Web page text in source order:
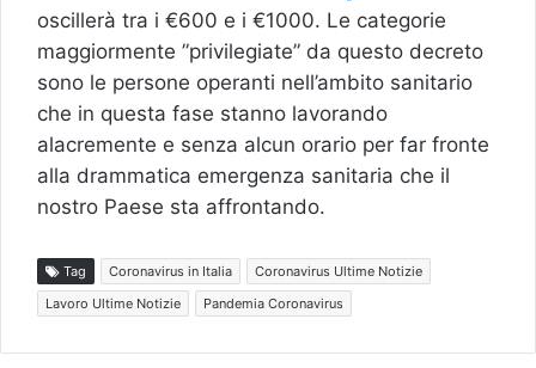
oscillerà tra i €600 e i €1000. Le categorie
maggiormente ”privilegiate” da questo decreto
sono le persone operanti nell’ambito sanitario
che in questa fase stanno lavorando
alacremente e senza alcun orario per far fronte
alla drammatica emergenza sanitaria che il
nostro Paese sta affrontando.
Tag Coronavirus in Italia
Coronavirus Ultime Notizie
Lavoro Ultime Notizie
Pandemia Coronavirus